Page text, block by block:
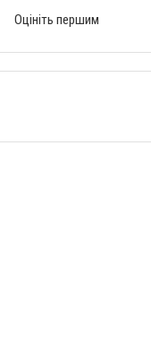
Оцініть першим